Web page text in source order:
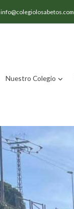
info@colegiolosabetos.com
Nuestro Colegio